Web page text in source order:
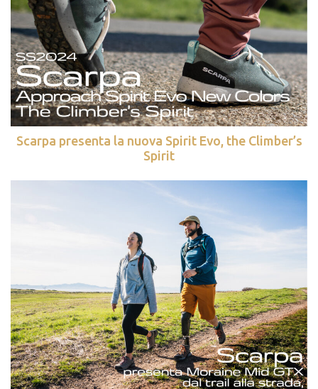
Scarpa presenta la nuova Spirit Evo, the Climber’s
Spirit